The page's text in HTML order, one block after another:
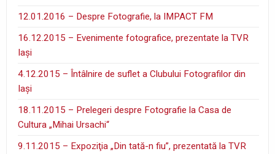
12.01.2016 – Despre Fotografie, la IMPACT FM
16.12.2015 – Evenimente fotografice, prezentate la TVR
Iaşi
4.12.2015 – Întâlnire de suflet a Clubului Fotografilor din
Iaşi
18.11.2015 – Prelegeri despre Fotografie la Casa de
Cultura „Mihai Ursachi“
9.11.2015 – Expoziţia „Din tată-n fiu”, prezentată la TVR